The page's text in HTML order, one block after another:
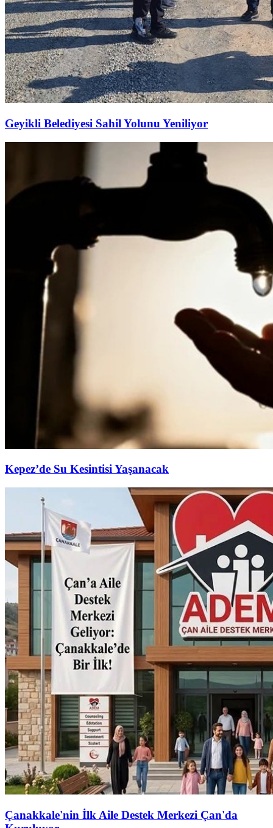
Geyikli Belediyesi Sahil Yolunu Yeniliyor
Kepez’de Su Kesintisi Yaşanacak
Çanakkale'nin İlk Aile Destek Merkezi Çan'da